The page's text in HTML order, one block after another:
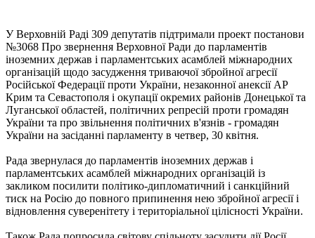
У Верховній Раді 309 депутатів підтримали проект постанови
№3068 Про звернення Верховної Ради до парламентів
іноземних держав і парламентських асамблей міжнародних
організацій щодо засудження триваючої збройної агресії
Російської Федерації проти України, незаконної анексії АР
Крим та Севастополя і окупації окремих районів Донецької та
Луганської областей, політичних репресій проти громадян
України та про звільнення політичних в'язнів - громадян
України на засіданні парламенту в четвер, 30 квітня.
Рада звернулася до парламентів іноземних держав і
парламентських асамблей міжнародних організацій із
закликом посилити політико-дипломатичний і санкційний
тиск на Росію до повного припинення нею збройної агресії і
відновлення суверенітету і територіальної цілісності України.